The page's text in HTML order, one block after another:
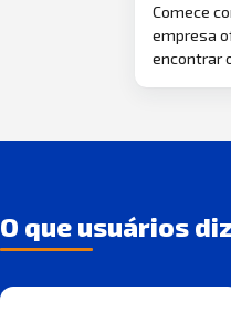
Comece
empresa
encontrar
O que usuários